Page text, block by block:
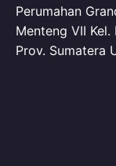
Perumahan
Menteng VII
Prov. Sumatera